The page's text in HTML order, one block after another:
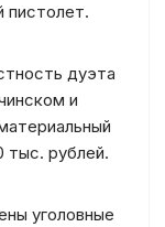
пистолет.
дуэта
и
тыс. рублей.
уголовные